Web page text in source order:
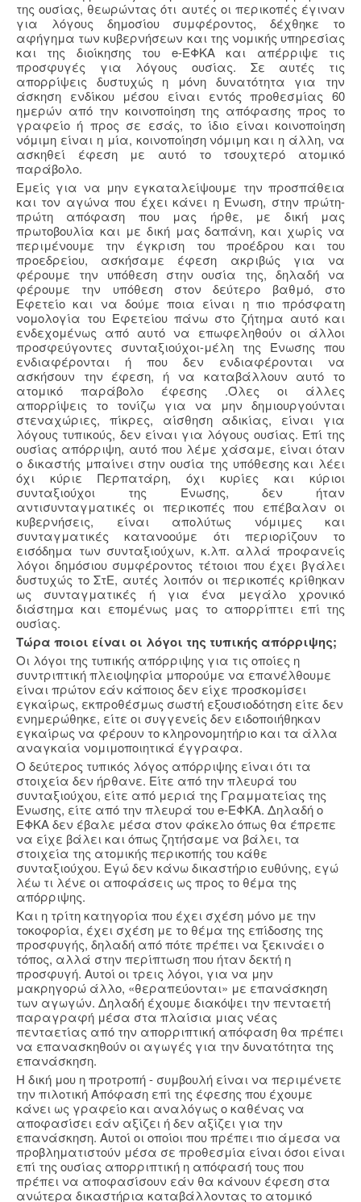
της ουσίας, θεωρώντας ότι αυτές οι περικοπές έγιναν
για λόγους δημοσίου συμφέροντος, δέχθηκε το
αφήγημα των κυβερνήσεων και της νομικής υπηρεσίας
και της διοίκησης του e-ΕΦΚΑ και απέρριψε τις
προσφυγές για λόγους ουσίας. Σε αυτές τις
απορρίψεις δυστυχώς η μόνη δυνατότητα για την
άσκηση ενδίκου μέσου είναι εντός προθεσμίας 60
ημερών από την κοινοποίηση της απόφασης προς το
γραφείο ή προς σε εσάς, το ίδιο είναι κοινοποίηση
νόμιμη είναι η μία, κοινοποίηση νόμιμη και η άλλη, να
ασκηθεί έφεση με αυτό το τσουχτερό ατομικό
παράβολο.
Εμείς για να μην εγκαταλείψουμε την προσπάθεια
και τον αγώνα που έχει κάνει η Ενωση, στην πρώτη-
πρώτη απόφαση που μας ήρθε, με δική μας
πρωτοβουλία και με δική μας δαπάνη, και χωρίς να
περιμένουμε την έγκριση του προέδρου και του
προεδρείου, ασκήσαμε έφεση ακριβώς για να
φέρουμε την υπόθεση στην ουσία της, δηλαδή να
φέρουμε την υπόθεση στον δεύτερο βαθμό, στο
Εφετείο και να δούμε ποια είναι η πιο πρόσφατη
νομολογία του Εφετείου πάνω στο ζήτημα αυτό και
ενδεχομένως από αυτό να επωφεληθούν οι άλλοι
προσφεύγοντες συνταξιούχοι-μέλη της Ένωσης που
ενδιαφέρονται ή που δεν ενδιαφέρονται να
ασκήσουν την έφεση, ή να καταβάλλουν αυτό το
ατομικό παράβολο έφεσης .Όλες οι άλλες
απορρίψεις το τονίζω για να μην δημιουργούνται
στεναχώριες, πίκρες, αίσθηση αδικίας, είναι για
λόγους τυπικούς, δεν είναι για λόγους ουσίας. Επί της
ουσίας απόρριψη, αυτό που λέμε χάσαμε, είναι όταν
ο δικαστής μπαίνει στην ουσία της υπόθεσης και λέει
όχι κύριε Περπατάρη, όχι κυρίες και κύριοι
συνταξιούχοι της Ένωσης, δεν ήταν
αντισυνταγματικές οι περικοπές που επέβαλαν οι
κυβερνήσεις, είναι απολύτως νόμιμες και
συνταγματικές κατανοούμε ότι περιορίζουν το
εισόδημα των συνταξιούχων, κ.λπ. αλλά προφανείς
λόγοι δημόσιου συμφέροντος τέτοιοι που έχει βγάλει
δυστυχώς το ΣτΕ, αυτές λοιπόν οι περικοπές κρίθηκαν
ως συνταγματικές ή για ένα μεγάλο χρονικό
διάστημα και επομένως μας το απορρίπτει επί της
ουσίας.
Τώρα ποιοι είναι οι λόγοι της τυπικής απόρριψης;
Οι λόγοι της τυπικής απόρριψης για τις οποίες η
συντριπτική πλειοψηφία μπορούμε να επανέλθουμε
είναι πρώτον εάν κάποιος δεν είχε προσκομίσει
εγκαίρως, εκπροθέσμως σωστή εξουσιοδότηση είτε δεν
ενημερώθηκε, είτε οι συγγενείς δεν ειδοποιήθηκαν
εγκαίρως να φέρουν το κληρονομητήριο και τα άλλα
αναγκαία νομιμοποιητικά έγγραφα.
Ο δεύτερος τυπικός λόγος απόρριψης είναι ότι τα
στοιχεία δεν ήρθανε. Είτε από την πλευρά του
συνταξιούχου, είτε από μεριά της Γραμματείας της
Ένωσης, είτε από την πλευρά του e-ΕΦΚΑ. Δηλαδή ο
ΕΦΚΑ δεν έβαλε μέσα στον φάκελο όπως θα έπρεπε
να είχε βάλει και όπως ζητήσαμε να βάλει, τα
στοιχεία της ατομικής περικοπής του κάθε
συνταξιούχου. Εγώ δεν κάνω δικαστήριο ευθύνης, εγώ
λέω τι λένε οι αποφάσεις ως προς το θέμα της
απόρριψης.
Και η τρίτη κατηγορία που έχει σχέση μόνο με την
τοκοφορία, έχει σχέση με το θέμα της επίδοσης της
προσφυγής, δηλαδή από πότε πρέπει να ξεκινάει ο
τόπος, αλλά στην περίπτωση που ήταν δεκτή η
προσφυγή. Αυτοί οι τρεις λόγοι, για να μην
μακρηγορώ άλλο, «θεραπεύονται» με επανάσκηση
των αγωγών. Δηλαδή έχουμε διακόψει την πενταετή
παραγραφή μέσα στα πλαίσια μιας νέας
πενταετίας από την απορριπτική απόφαση θα πρέπει
να επανασκηθούν οι αγωγές για την δυνατότητα της
επανάσκηση.
Η δική μου η προτροπή - συμβουλή είναι να περιμένετε
την πιλοτική Απόφαση επί της έφεσης που έχουμε
κάνει ως γραφείο και αναλόγως ο καθένας να
αποφασίσει εάν αξίζει ή δεν αξίζει για την
επανάσκηση. Αυτοί οι οποίοι που πρέπει πιο άμεσα να
προβληματιστούν μέσα σε προθεσμία είναι όσοι είναι
επί της ουσίας απορριπτική η απόφασή τους που
πρέπει να αποφασίσουν εάν θα κάνουν έφεση στα
ανώτερα δικαστήρια καταβάλλοντας το ατομικό